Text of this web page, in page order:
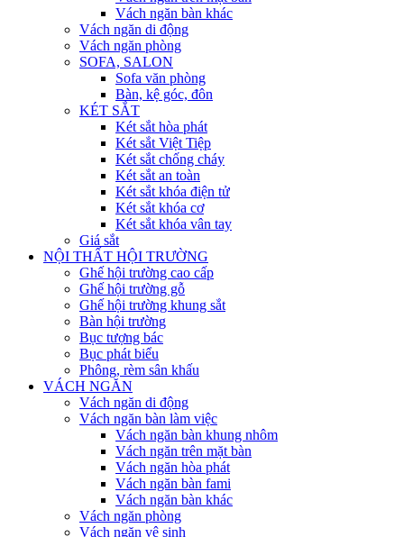
Vách ngăn bàn khác
Vách ngăn di động
Vách ngăn phòng
SOFA, SALON
Sofa văn phòng
Bàn, kệ góc, đôn
KÉT SẮT
Két sắt hòa phát
Két sắt Việt Tiệp
Két sắt chống cháy
Két sắt an toàn
Két sắt khóa điện tử
Két sắt khóa cơ
Két sắt khóa vân tay
Giá sắt
NỘI THẤT HỘI TRƯỜNG
Ghế hội trường cao cấp
Ghế hội trường gỗ
Ghế hội trường khung sắt
Bàn hội trường
Bục tượng bác
Bục phát biểu
Phông, rèm sân khấu
VÁCH NGĂN
Vách ngăn di động
Vách ngăn bàn làm việc
Vách ngăn bàn khung nhôm
Vách ngăn trên mặt bàn
Vách ngăn hòa phát
Vách ngăn bàn fami
Vách ngăn bàn khác
Vách ngăn phòng
Vách ngăn vệ sinh